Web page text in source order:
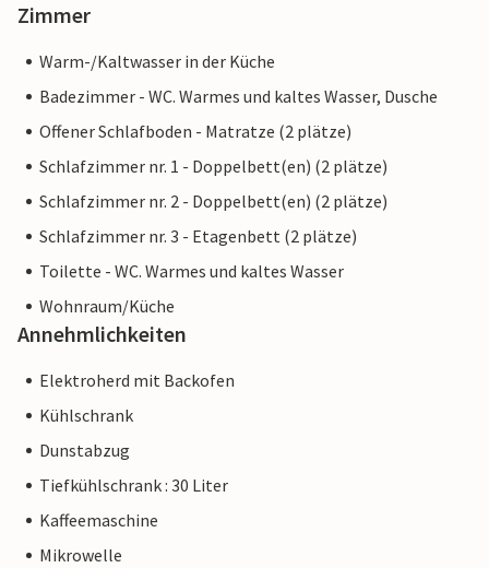
Zimmer
Warm-/Kaltwasser in der Küche
Badezimmer - WC. Warmes und kaltes Wasser, Dusche
Offener Schlafboden - Matratze (2 plätze)
Schlafzimmer nr. 1 - Doppelbett(en) (2 plätze)
Schlafzimmer nr. 2 - Doppelbett(en) (2 plätze)
Schlafzimmer nr. 3 - Etagenbett (2 plätze)
Toilette - WC. Warmes und kaltes Wasser
Wohnraum/Küche
Annehmlichkeiten
Elektroherd mit Backofen
Kühlschrank
Dunstabzug
Tiefkühlschrank : 30 Liter
Kaffeemaschine
Mikrowelle